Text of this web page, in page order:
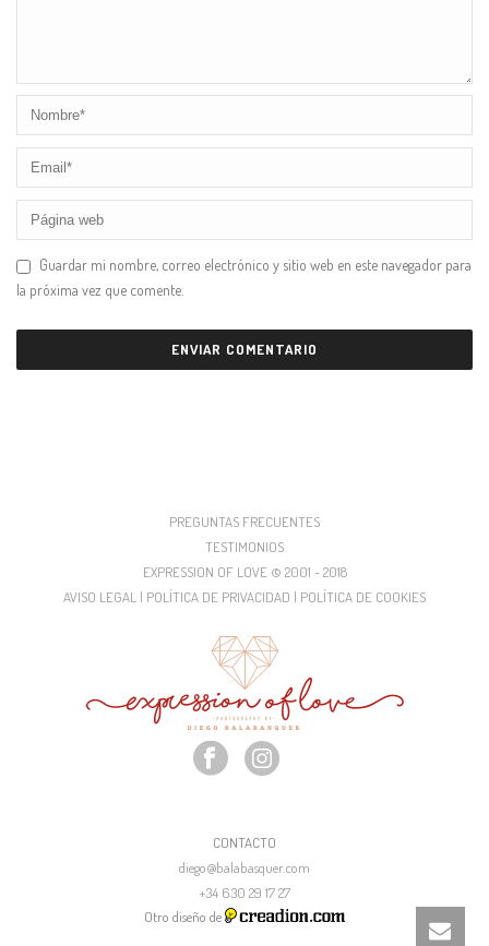
Guardar mi nombre, correo electrónico y sitio web en este navegador para
la próxima vez que comente.
PREGUNTAS FRECUENTES
TESTIMONIOS
EXPRESSION OF LOVE © 2001 - 2018
AVISO LEGAL | POLÍTICA DE PRIVACIDAD | POLÍTICA DE COOKIES
CONTACTO
diego@balabasquer.com
+34 630 29 17 27
Otro diseño de